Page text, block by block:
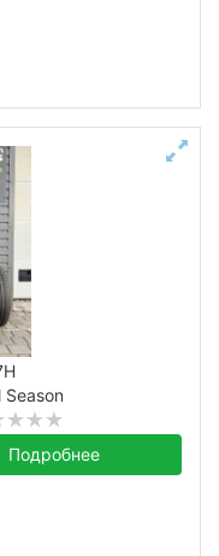
Season
Подробнее